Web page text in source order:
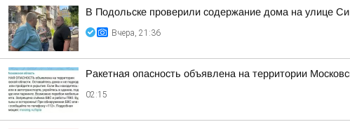
В Подольске проверили содержание дома на улице
Вчера, 21:36
Ракетная опасность объявлена на территории
02:15